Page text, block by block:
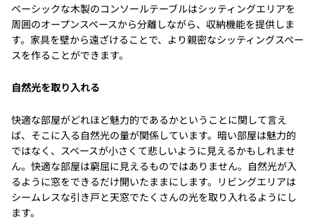
ベーシックな木製のコンソールテーブルはシッティングエリアを
周囲のオープンスペースから分離しながら、収納機能を提供しま
す。家具を壁から遠ざけることで、より親密なシッティングスペー
スを作ることができます。
自然光を取り入れる
快適な部屋がどれほど魅力的であるかということに関して言え
ば、そこに入る自然光の量が関係しています。暗い部屋は魅力的
ではなく、スペースが小さくて悲しいように見えるかもしれませ
ん。快適な部屋は窮屈に見えるものではありません。自然光が入
るように窓をできるだけ開いたままにします。リビングエリアは
シームレスな引き戸と天窓でたくさんの光を取り入れるようにし
ます。